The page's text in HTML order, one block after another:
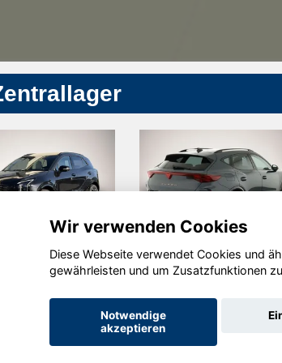
Cupra
Formentor
Wir verwenden Cookies
Diese Webseite verwendet Cookies und
gewährleisten und um Zusatzfunktionen
Notwendige
akzeptieren